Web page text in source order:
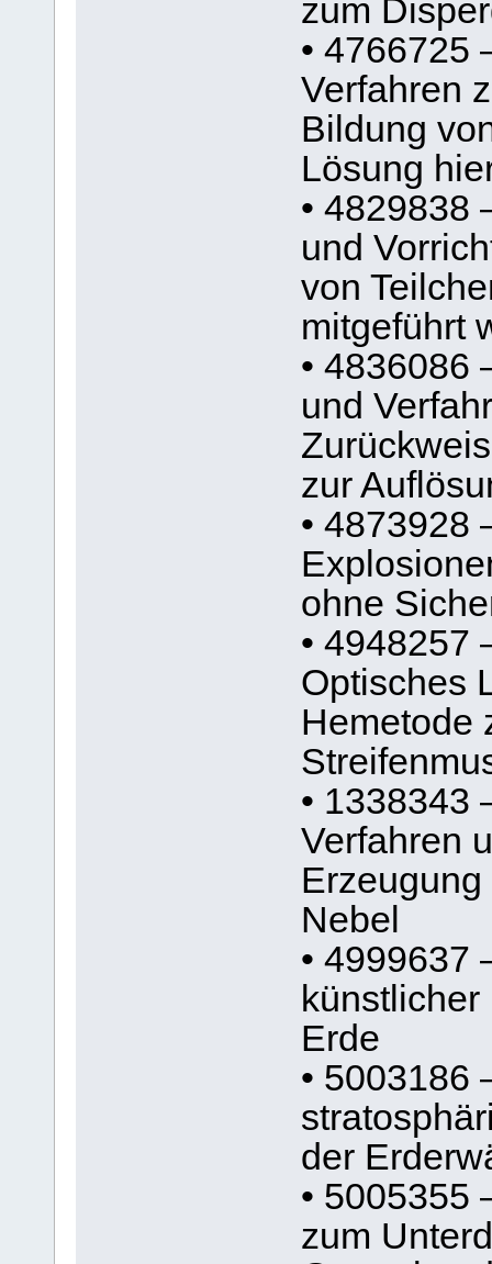
zum
• 4766725
Verfahren
Bildung
Lösung
• 4829838
und
von
mitgeführt
• 4836086
und
zur
• 4873928
ohne
• 4948257
Optisches
Hemetode
• 1338343
Verfahren
Nebel
• 4999637
Erde
• 5003186
der
• 5005355
zum